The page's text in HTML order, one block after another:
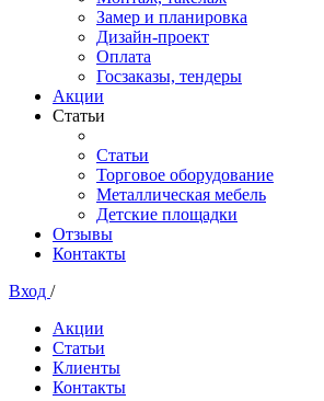
Замер и планировка
Дизайн-проект
Оплата
Госзаказы, тендеры
Акции
Статьи
Статьи
Торговое оборудование
Металлическая мебель
Детские площадки
Отзывы
Контакты
Вход /
Акции
Статьи
Клиенты
Контакты